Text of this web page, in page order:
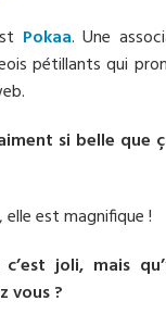
Pokaa. Une
pétillants qui
si belle que
elle est magnifique !
joli, mais
vous ?